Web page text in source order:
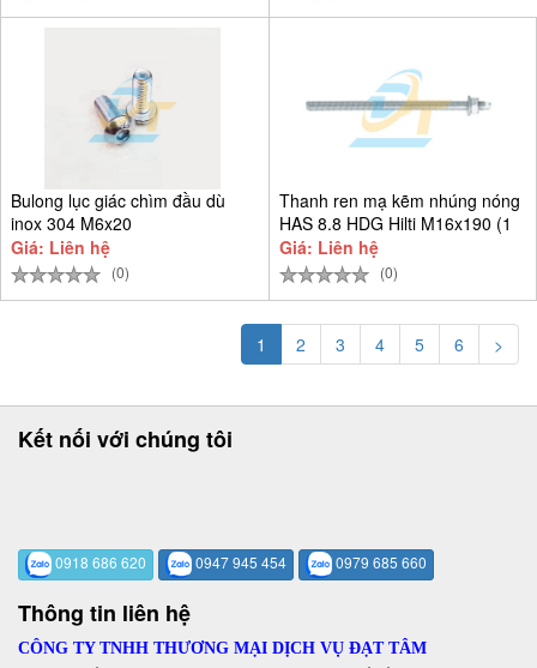
Bulong lục giác chìm đầu dù
inox 304 M6x20
Giá: Liên hệ
(0)
Thanh ren mạ kẽm nhúng nóng
HAS 8.8 HDG Hilti M16x190 (1
Giá: Liên hệ
(0)
1 2 3 4 5 6 >
Kết nối với chúng tôi
0918 686 620 0947 945 454 0979 685 660
Thông tin liên hệ
CÔNG TY TNHH THƯƠNG MẠI DỊCH VỤ ĐẠT TÂM